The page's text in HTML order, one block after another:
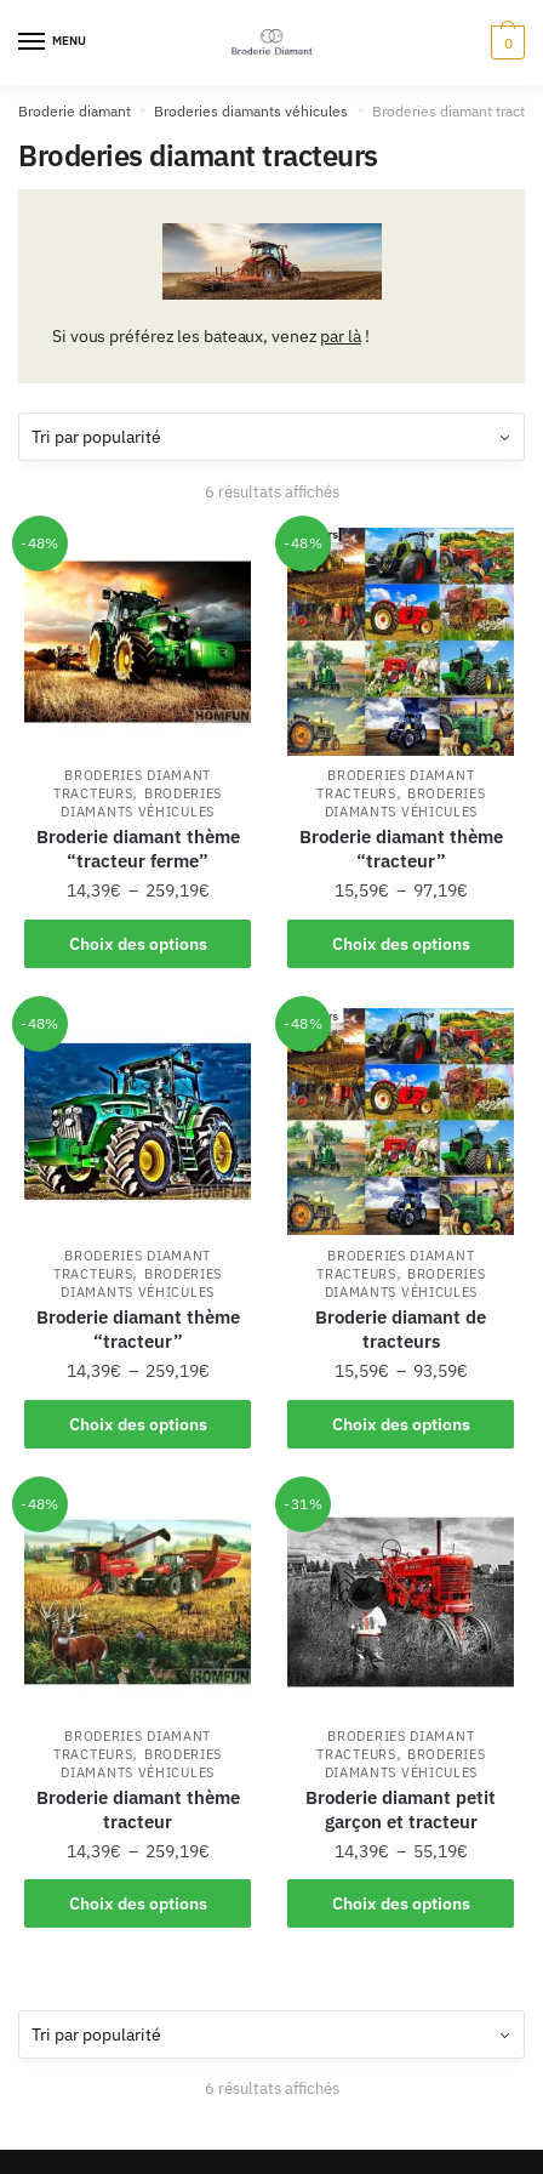
MENU 0
Broderie diamant » Broderies diamants véhicules » Broderies diamant
Broderies diamant tracteurs
Si vous préférez les bateaux, venez par là!
6 résultats affichés
-48%
BRODERIES DIAMANT
TRACTEURS, BRODERIES
DIAMANTS VÉHICULES
Broderie diamant thème
“tracteur ferme”
14,39€ – 259,19€
Choix des options
-48%
BRODERIES DIAMANT
TRACTEURS, BRODERIES
DIAMANTS VÉHICULES
Broderie diamant thème
“tracteur”
15,59€ – 97,19€
Choix des options
-48%
BRODERIES DIAMANT
TRACTEURS, BRODERIES
DIAMANTS VÉHICULES
Broderie diamant thème
“tracteur”
14,39€ – 259,19€
Choix des options
-48%
BRODERIES DIAMANT
TRACTEURS, BRODERIES
DIAMANTS VÉHICULES
Broderie diamant de
tracteurs
15,59€ – 93,59€
Choix des options
-48%
BRODERIES DIAMANT
TRACTEURS, BRODERIES
DIAMANTS VÉHICULES
Broderie diamant thème
tracteur
14,39€ – 259,19€
Choix des options
-31%
BRODERIES DIAMANT
TRACTEURS, BRODERIES
DIAMANTS VÉHICULES
Broderie diamant petit
garçon et tracteur
14,39€ – 55,19€
Choix des options
6 résultats affichés